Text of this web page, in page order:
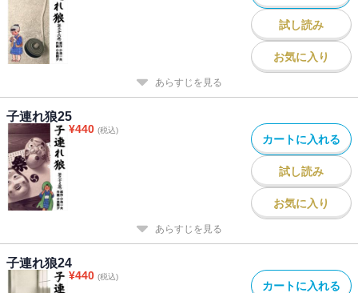
試し読み
お気に入り
あらすじを見る
子連れ狼25
¥440 (税込)
カートに入れる
試し読み
お気に入り
あらすじを見る
子連れ狼24
¥440 (税込)
カートに入れる